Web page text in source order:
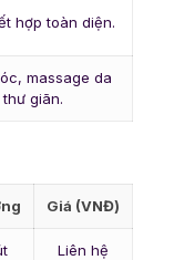
hợp toàn diện.
massage da
thư giãn.
Giá (VNĐ)
Liên hệ